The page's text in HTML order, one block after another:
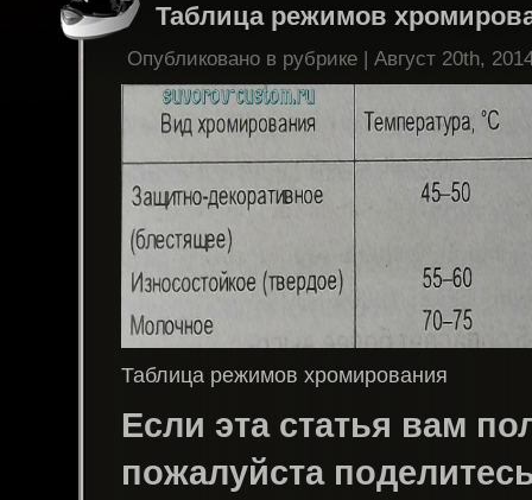
Таблица режимов
Опубликовано в рубрике | Август 20th,
Таблица режимов хромирования
Если эта статья вам
пожалуйста